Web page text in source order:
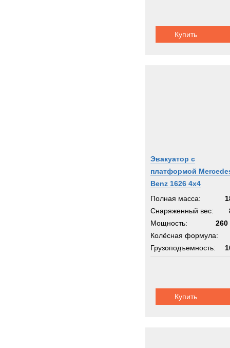
Купить
Эвакуатор с
платформой
Benz 1626 4x4
Полная масса:
Снаряженный вес:
Мощность:
260
Колёсная формула:
Грузоподъемность:
Купить